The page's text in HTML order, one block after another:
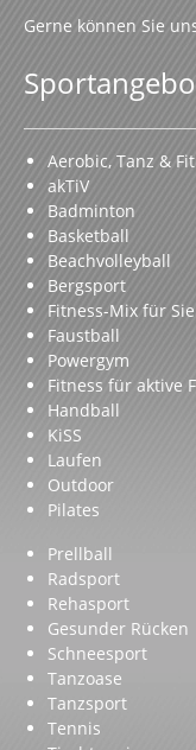
Gerne können Sie
Aerobic, Tanz &
akTiV
Badminton
Basketball
Beachvolleyball
Bergsport
Fitness-Mix für
Faustball
Powergym
Fitness für aktive
Handball
KiSS
Laufen
Outdoor
Pilates
Prellball
Radsport
Rehasport
Gesunder Rücken
Schneesport
Tanzoase
Tanzsport
Tennis